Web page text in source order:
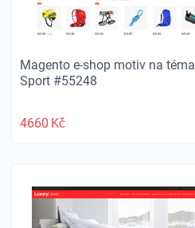
Magento e-shop motiv na téma
Sport #55248
4660 Kč